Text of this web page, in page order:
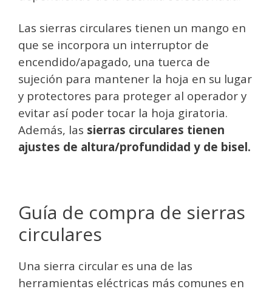
Las sierras circulares tienen un mango en
que se incorpora un interruptor de
encendido/apagado, una tuerca de
sujeción para mantener la hoja en su lugar
y protectores para proteger al operador y
evitar así poder tocar la hoja giratoria.
Además, las sierras circulares tienen
ajustes de altura/profundidad y de bisel.
Guía de compra de sierras
circulares
Una sierra circular es una de las
herramientas eléctricas más comunes en